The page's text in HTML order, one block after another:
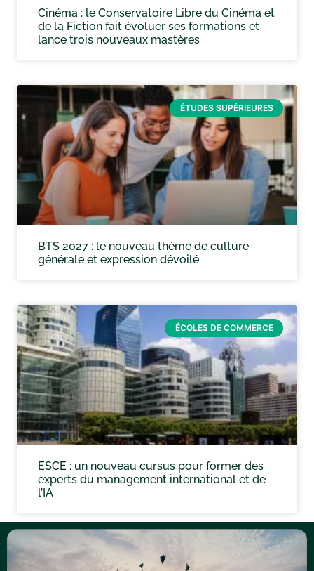
Cinéma : le Conservatoire Libre du Cinéma et
de la Fiction fait évoluer ses formations et
lance trois nouveaux mastères
ÉTUDES SUPÉRIEURES
BTS 2027 : le nouveau thème de culture
générale et expression dévoilé
ÉCOLES DE COMMERCE
ESCE : un nouveau cursus pour former des
experts du management international et de
l’IA